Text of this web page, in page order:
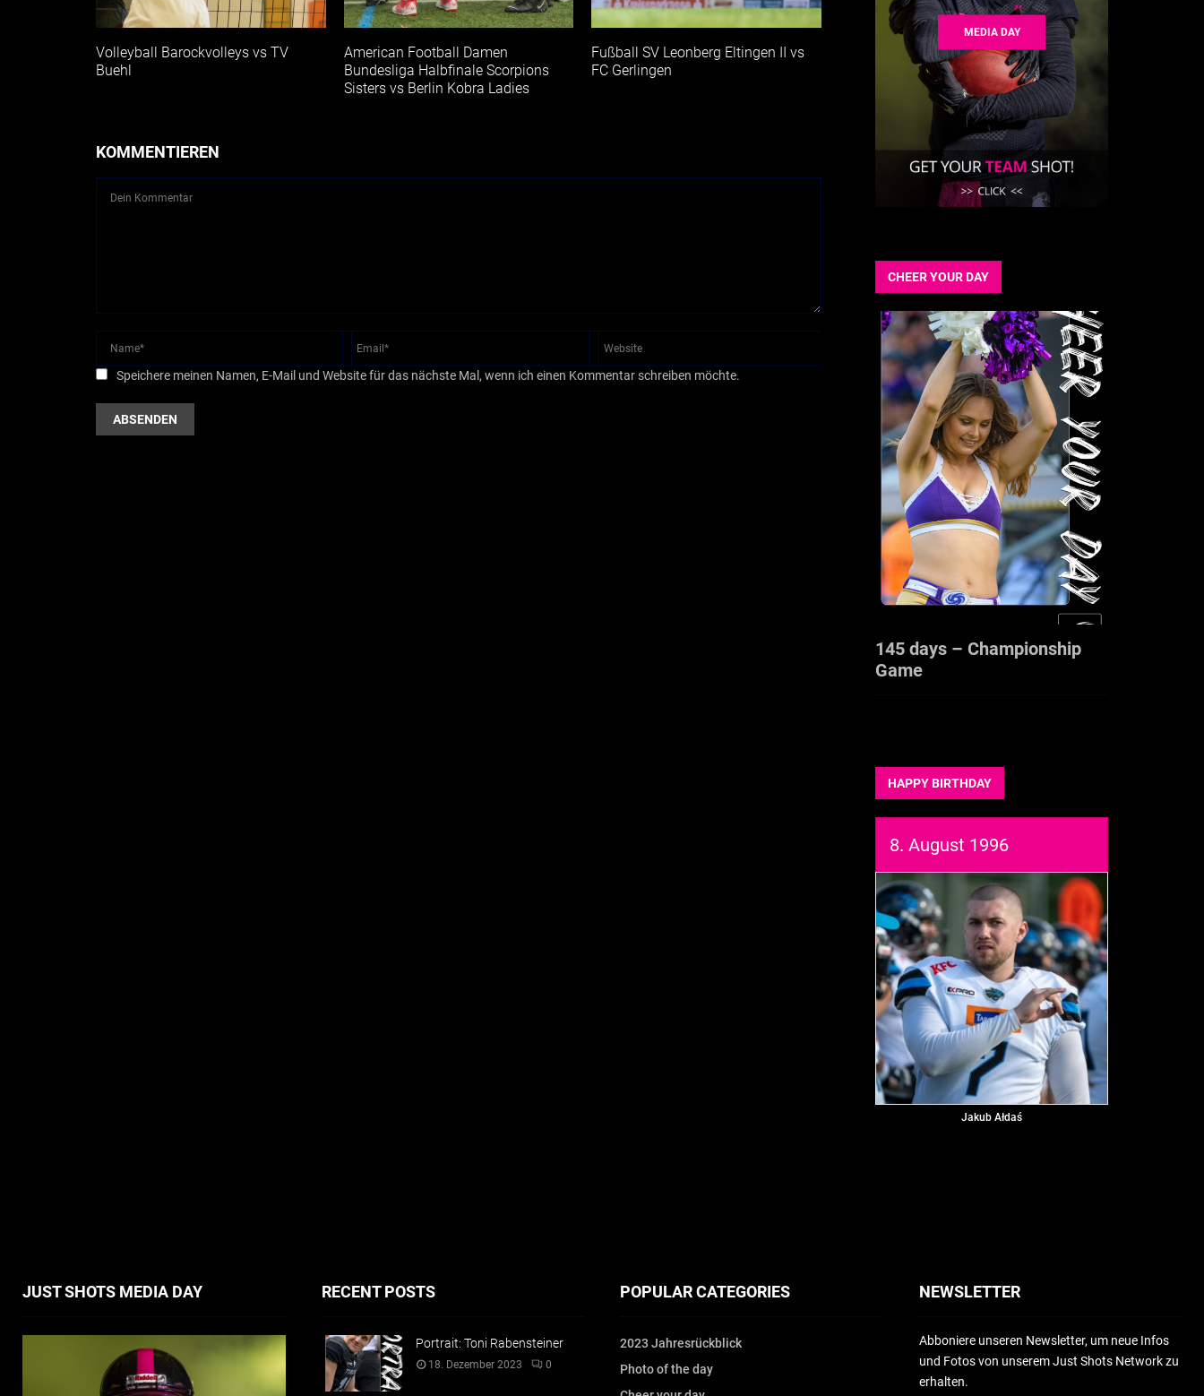
Volleyball Barockvolleys vs TV
Buehl
American Football Damen
Bundesliga Halbfinale Scorpions
Sisters vs Berlin Kobra Ladies
Fußball SV Leonberg Eltingen II vs
FC Gerlingen
KOMMENTIEREN
Speichere meinen Namen, E-Mail und Website für das nächste Mal, wenn ich einen Kommentar schreiben möchte.
MEDIA DAY
CHEER YOUR DAY
145 days – Championship
Game
HAPPY BIRTHDAY
8. August 1996
Jakub Ałdaś
JUST SHOTS MEDIA DAY RECENT POSTS
Portrait: Toni Rabensteiner
18. Dezember 2023 0
POPULAR CATEGORIES
2023 Jahresrückblick
Photo of the day
NEWSLETTER
Abboniere unseren Newsletter, um neue Infos
und Fotos von unserem Just Shots Network zu
erhalten.